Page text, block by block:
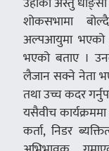
शोकसभामा
अल्पआयुमा भएको
भएको बताए ।
लैजान सक्ने नेता
तथा उच्च कदर
यसैवीच
कर्ता, निडर